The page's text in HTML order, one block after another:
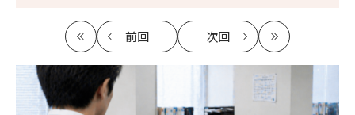
最
初
前回
記
へ
次回
記
最
新